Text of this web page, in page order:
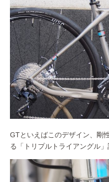
GTといえばこのデザイン、剛
る「トリプルトライアングル」